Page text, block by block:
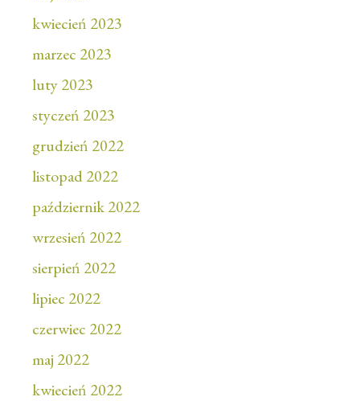
kwiecień 2023
marzec 2023
luty 2023
styczeń 2023
grudzień 2022
listopad 2022
październik 2022
wrzesień 2022
sierpień 2022
lipiec 2022
czerwiec 2022
maj 2022
kwiecień 2022